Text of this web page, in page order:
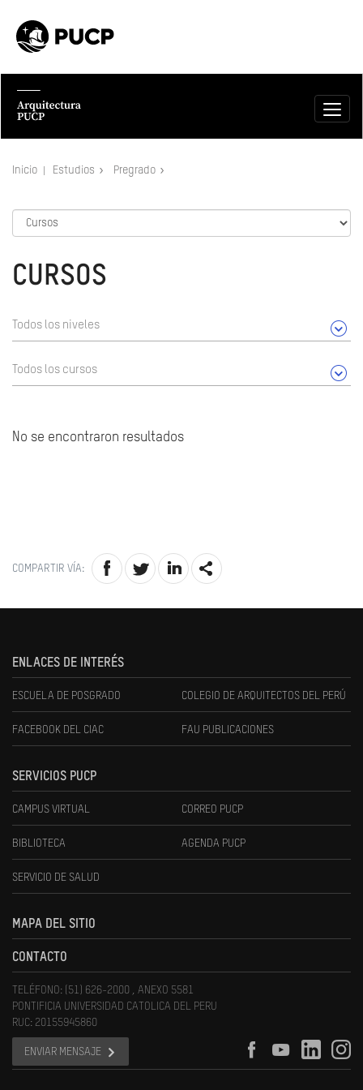
Inicio Estudios Pregrado
CURSOS
Todos los niveles
Todos los cursos
No se encontraron resultados
COMPARTIR VÍA:
ENLACES DE INTERÉS
ESCUELA DE POSGRADO COLEGIO DE ARQUITECTOS DEL PERÚ
FACEBOOK DEL CIAC FAU PUBLICACIONES
SERVICIOS PUCP
CAMPUS VIRTUAL CORREO PUCP
BIBLIOTECA AGENDA PUCP
SERVICIO DE SALUD
MAPA DEL SITIO
CONTACTO
TELÉFONO: (51) 626-2000 , ANEXO 5581
PONTIFICIA UNIVERSIDAD CATOLICA DEL PERU
RUC: 20155945860
ENVIAR MENSAJE